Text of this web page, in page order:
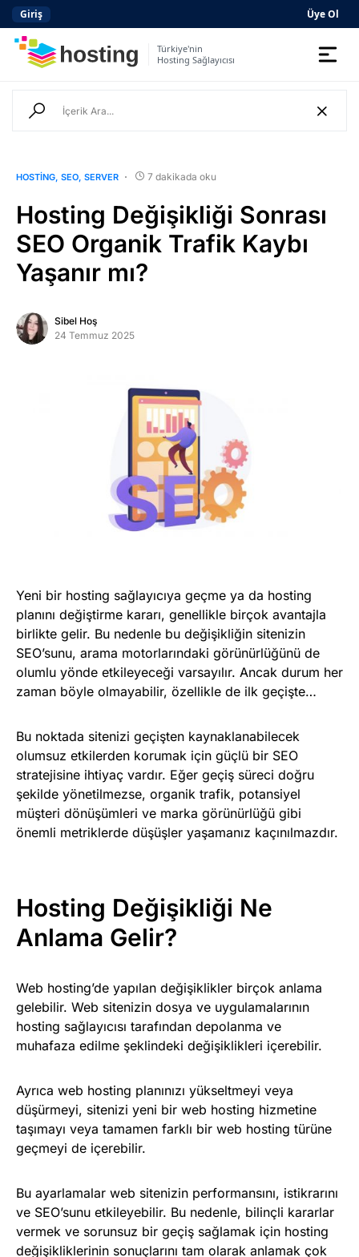
Giriş Üye Ol
Türkiye'nin
Hosting Sağlayıcısı
Domain
Kurumsal E-posta
Hazır Site
Server
SSL Sertifikası
Yeni Kayıt
HOSTING SEO SERVER 7 dakikada oku
Hosting Değişikliği Sonrası
SEO Organik Trafik Kaybı
Yaşanır mı?
Sibel Hoş
24 Temmuz 2025
Yeni bir hosting sağlayıcıya geçme ya da hosting
planını değiştirme kararı, genellikle birçok avantajla
birlikte gelir. Bu nedenle bu değişikliğin sitenizin
SEO’sunu, arama motorlarındaki görünürlüğünü de
olumlu yönde etkileyeceği varsayılır. Ancak durum her
zaman böyle olmayabilir, özellikle de ilk geçişte…
Bu noktada sitenizi geçişten kaynaklanabilecek
olumsuz etkilerden korumak için güçlü bir SEO
stratejisine ihtiyaç vardır. Eğer geçiş süreci doğru
şekilde yönetilmezse, organik trafik, potansiyel
müşteri dönüşümleri ve marka görünürlüğü gibi
önemli metriklerde düşüşler yaşamanız kaçınılmazdır.
Hosting Değişikliği Ne
Anlama Gelir?
Web hosting’de yapılan değişiklikler birçok anlama
gelebilir. Web sitenizin dosya ve uygulamalarının
hosting sağlayıcısı tarafından depolanma ve
muhafaza edilme şeklindeki değişiklikleri içerebilir.
Ayrıca web hosting planınızı yükseltmeyi veya
düşürmeyi, sitenizi yeni bir web hosting hizmetine
taşımayı veya tamamen farklı bir web hosting türüne
geçmeyi de içerebilir.
Bu ayarlamalar web sitenizin performansını, istikrarını
ve SEO’sunu etkileyebilir. Bu nedenle, bilinçli kararlar
vermek ve sorunsuz bir geçiş sağlamak için hosting
değişikliklerinin sonuçlarını tam olarak anlamak çok